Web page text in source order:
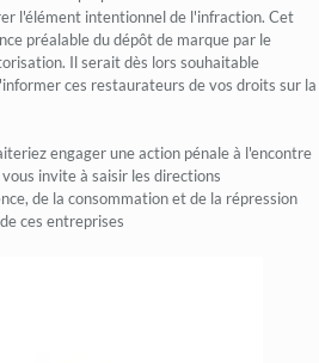
l'élément intentionnel de l'infraction. Cet
préalable du dépôt de marque par le
Il serait dès lors souhaitable
ces restaurateurs de vos droits sur la
engager une action pénale à l'encontre
invite à saisir les directions
de la consommation et de la répression
ces entreprises